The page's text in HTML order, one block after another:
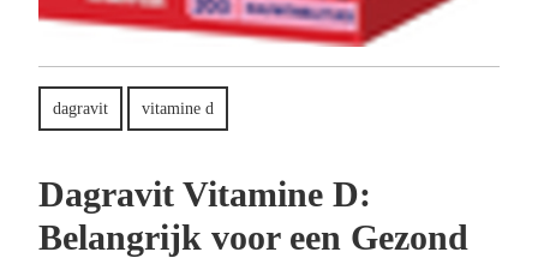
dagravit vitamine d
Dagravit Vitamine D:
Belangrijk voor een Gezond